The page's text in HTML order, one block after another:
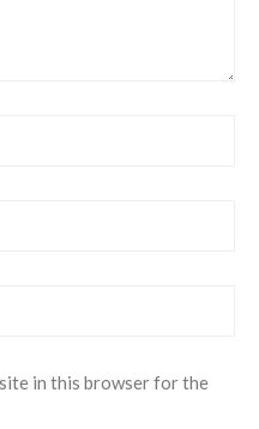
in this browser for the